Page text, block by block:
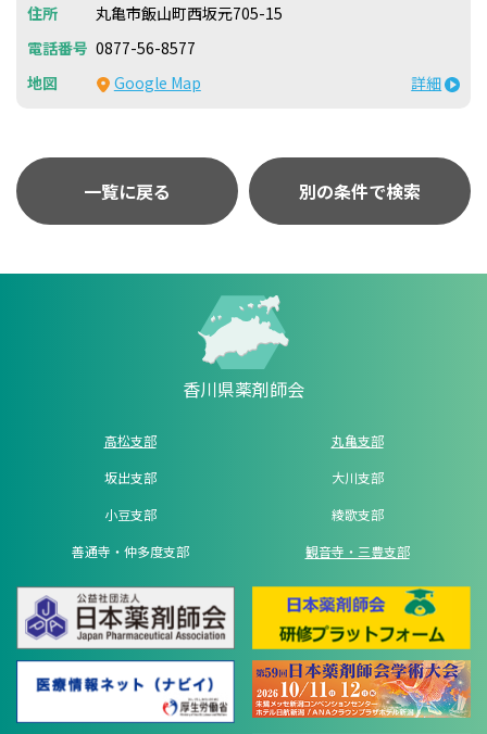
丸亀市飯山町西坂元705-15
0877-56-8577
Google Map
詳細
一覧に戻る 別の条件で検索
香川県薬剤師会
高松支部
丸亀支部
坂出支部
大川支部
小豆支部
綾歌支部
善通寺・仲多度支部
観音寺・三豊支部